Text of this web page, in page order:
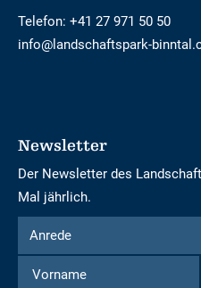
Telefon: +41 27 971 50 50
info@landschaftspark-
Newsletter
Der Newsletter des
Mal jährlich.
Formular
um
sich
Anrede
Anrede